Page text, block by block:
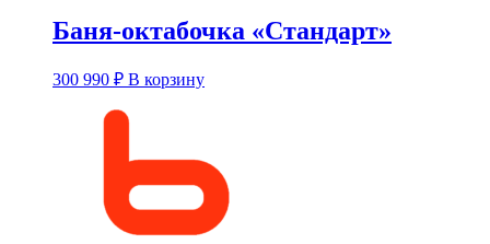
Баня-октабочка «Стандарт»
300 990 ₽ В корзинуЭтот
Опции
можно
выбрать
на